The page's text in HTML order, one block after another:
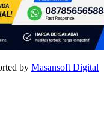
by Masansoft Digital